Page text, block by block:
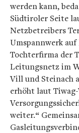
werden kann,
Südtiroler Seite
Netzbetreibers
Umspannwerk
Tochterfirma der
Leitungsnetz im
Vill und Steinach
erhöht laut
weiter.“